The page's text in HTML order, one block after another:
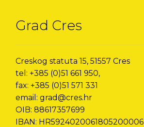
Grad Cres
Creskog statuta 15, 51557 Cres
tel: +385 (0)51 661 950,
fax: +385 (0)51 571 331
email: grad@cres.hr
OIB: 88617357699
IBAN: HR5924020061805200006